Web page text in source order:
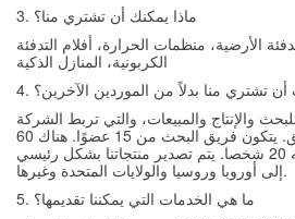
3. ماذا يمكنك أن تشتري منا؟
الأرضية، منظمات الحرارة، أفلام التدفئة
الكربونية، المنازل الذكية
أن تشتري منا بدلاً من الموردين الآخرين؟
والإنتاج والمبيعات، والتي تربط الشركة
والمصنعين بشكل وثيق. يتكون فريق البحث من 15 عضوًا. هناك 60
موظفا. فريق المبيعات لديه 20 شخصا. يتم تصدير منتجاتنا بشكل رئيسي
إلى أوروبا وروسيا والولايات المتحدة وغيرها.
5. ما هي الخدمات التي يمكننا تقديمها؟